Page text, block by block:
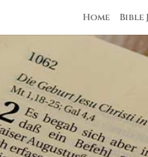
Home Bible